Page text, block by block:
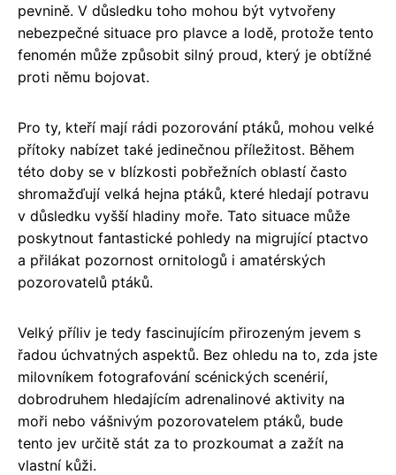
pevnině. V důsledku toho mohou být vytvořeny
nebezpečné situace pro plavce a lodě, protože tento
fenomén může způsobit silný proud, který je obtížné
proti němu bojovat.
Pro ty, kteří mají rádi pozorování ptáků, mohou velké
přítoky nabízet také jedinečnou příležitost. Během
této doby se v blízkosti pobřežních oblastí často
shromažďují velká hejna ptáků, které hledají potravu
v důsledku vyšší hladiny moře. Tato situace může
poskytnout fantastické pohledy na migrující ptactvo
a přilákat pozornost ornitologů i amatérských
pozorovatelů ptáků.
Velký příliv je tedy fascinujícím přirozeným jevem s
řadou úchvatných aspektů. Bez ohledu na to, zda jste
milovníkem fotografování scénických scenérií,
dobrodruhem hledajícím adrenalinové aktivity na
moři nebo vášnivým pozorovatelem ptáků, bude
tento jev určitě stát za to prozkoumat a zažít na
vlastní kůži.